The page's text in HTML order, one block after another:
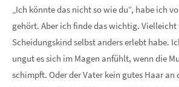
„Ich könnte das nicht so wie du“, habe ich
gehört. Aber ich finde das wichtig. Vielleicht
Scheidungskind selbst anders erlebt habe.
ungut es sich im Magen anfühlt, wenn die
schimpft. Oder der Vater kein gutes Haar an